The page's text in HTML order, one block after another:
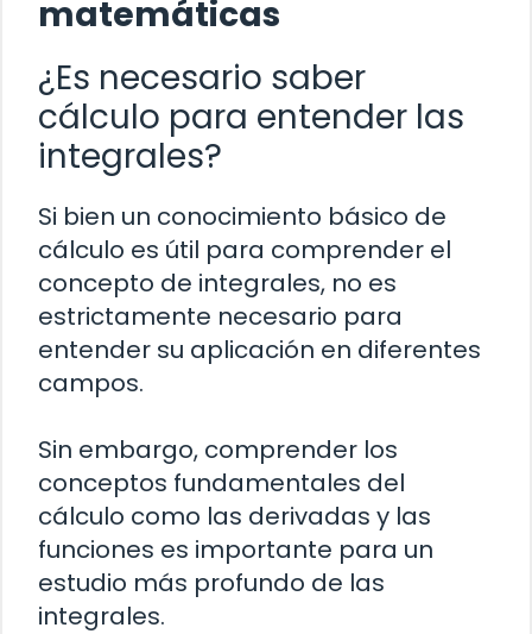
matemáticas
¿Es necesario saber
cálculo para entender las
integrales?
Si bien un conocimiento básico de
cálculo es útil para comprender el
concepto de integrales, no es
estrictamente necesario para
entender su aplicación en diferentes
campos.
Sin embargo, comprender los
conceptos fundamentales del
cálculo como las derivadas y las
funciones es importante para un
estudio más profundo de las
integrales.